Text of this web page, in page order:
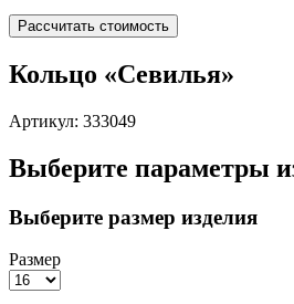
Рассчитать стоимость
Кольцо «Севилья»
Артикул: 333049
Выберите параметры
Выберите размер изделия
Размер